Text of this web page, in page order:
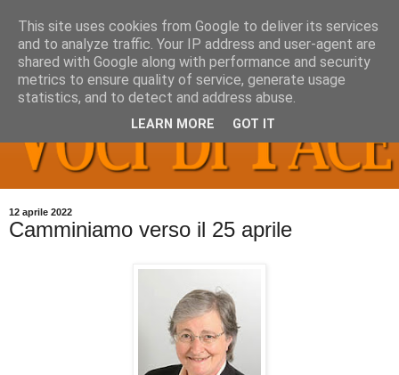
12 aprile 2022
Camminiamo verso il 25 aprile
This site uses cookies from Google to deliver its services
and to analyze traffic. Your IP address and user-agent are
shared with Google along with performance and security
metrics to ensure quality of service, generate usage
statistics, and to detect and address abuse.
LEARN MORE GOT IT